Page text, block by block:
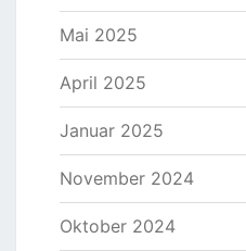
Mai 2025
April 2025
Januar 2025
November 2024
Oktober 2024